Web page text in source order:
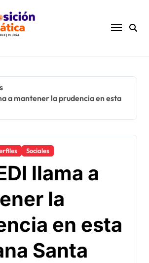
a mantener la prudencia en esta
Sociales
llama a
la
en esta
Santa